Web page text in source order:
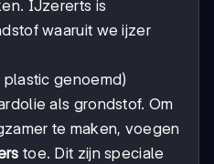
IJzererts is
waaruit we ijzer
genoemd)
als grondstof. Om
te maken, voegen
toe. Dit zijn speciale